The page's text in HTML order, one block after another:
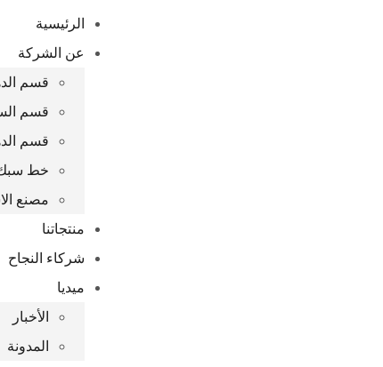
الرئيسية
عن الشركة
قسم
قسم
قسم
خط سبك
مصنع
منتجاتنا
شركاء النجاح
ميديا
الأخبار
المدونة